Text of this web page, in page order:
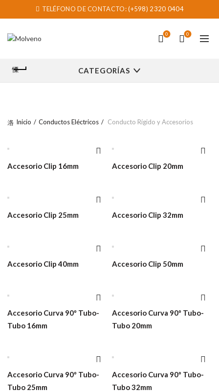
TELÉFONO DE CONTACTO:(+598) 2320 0404
0 0
CATEGORÍAS
Inicio Conductos Eléctricos Conducto Rígido y Accesorios
Accesorio Clip 16mm Accesorio Clip 20mm
Accesorio Clip 25mm Accesorio Clip 32mm
Accesorio Clip 40mm Accesorio Clip 50mm
Accesorio Curva 90º Tubo-
Tubo 16mm
Accesorio Curva 90º Tubo-
Tubo 20mm
Accesorio Curva 90º Tubo-
Tubo 25mm
Accesorio Curva 90º Tubo-
Tubo 32mm